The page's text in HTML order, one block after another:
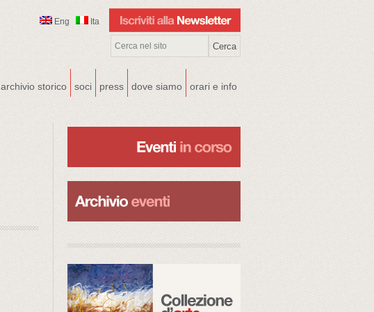
Eng Ita
archivio storico soci press dove siamo orari e info